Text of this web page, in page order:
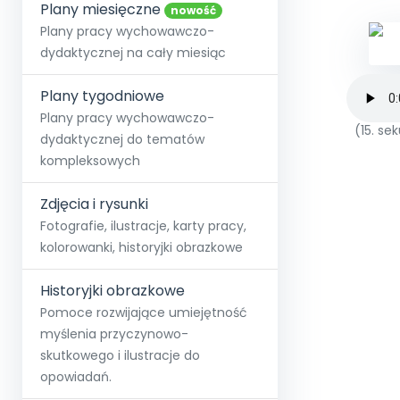
Społeczność
+48 12 631 04 10
kontakt@blizejprzedszkola.pl
O miesięczniku
Strona główna
O Akademii
Akademia
Poznaj pakiet MAX
Testuj przez 7 dni Pełen
Wszystkie projekty
Skontaktuj się
Dodaj wpis
Plany miesięczne nowość
Plany pracy wychowawczo-
dydaktycznej na cały miesiąc
Plany tygodniowe
Plany pracy wychowawczo-
dydaktycznej do tematów
kompleksowych
Zdjęcia i rysunki
Fotografie, ilustracje, karty pracy,
kolorowanki, historyjki obrazkowe
Historyjki obrazkowe
Pomoce rozwijające umiejętność
myślenia przyczynowo-
skutkowego i ilustracje do
opowiadań.
(15.